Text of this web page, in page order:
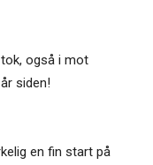
også i mot
siden!
en fin start på